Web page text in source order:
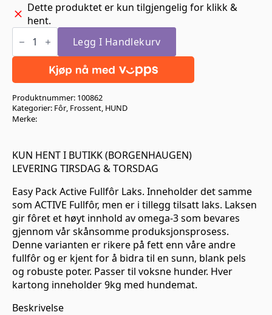
Dette produktet er kun tilgjengelig for klikk &
hent.
Easy
Pack
fullfor
laks
antall
Legg I Handlekurv
Produktnummer: 100862
Kategorier: Fôr, Frossent, HUND
Merke:
KUN HENT I BUTIKK (BORGENHAUGEN)
LEVERING TIRSDAG & TORSDAG
Easy Pack Active Fullfôr Laks. Inneholder det samme
som ACTIVE Fullfôr, men er i tillegg tilsatt laks. Laksen
gir fôret et høyt innhold av omega-3 som bevares
gjennom vår skånsomme produksjonsprosess.
Denne varianten er rikere på fett enn våre andre
fullfôr og er kjent for å bidra til en sunn, blank pels
og robuste poter. Passer til voksne hunder. Hver
kartong inneholder 9kg med hundemat.
Beskrivelse